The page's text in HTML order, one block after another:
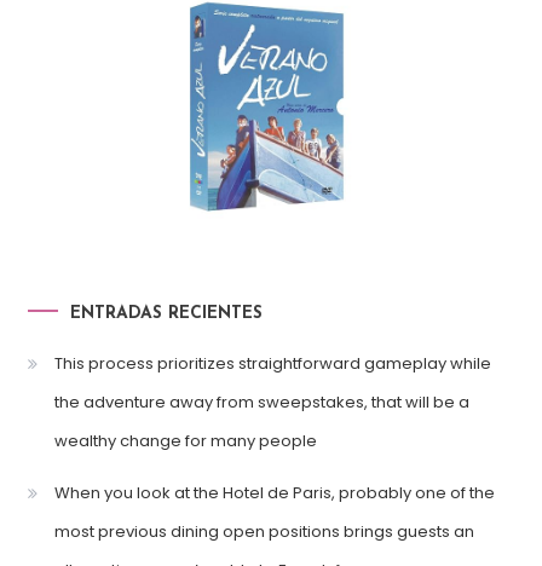
ENTRADAS RECIENTES
This process prioritizes straightforward gameplay while
the adventure away from sweepstakes, that will be a
wealthy change for many people
When you look at the Hotel de Paris, probably one of the
most previous dining open positions brings guests an